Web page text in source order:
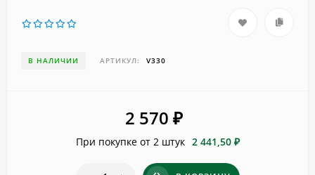
В НАЛИЧИИ АРТИКУЛ: V330
2 570 ₽
При покупке от 2 штук 2 441,50 ₽